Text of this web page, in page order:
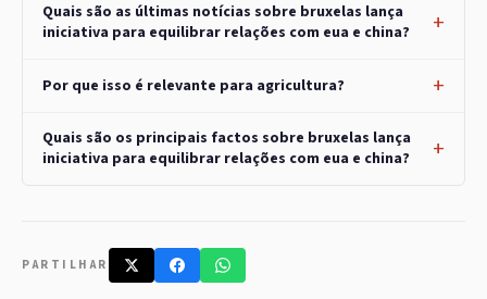
Quais são as últimas notícias sobre bruxelas lança
iniciativa para equilibrar relações com eua e china?
Por que isso é relevante para agricultura?
Quais são os principais factos sobre bruxelas lança
iniciativa para equilibrar relações com eua e china?
PARTILHAR